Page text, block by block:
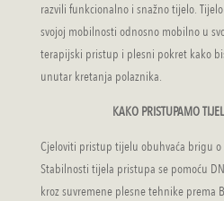
razvili funkcionalno i snažno tijelo.
svojoj mobilnosti odnosno mobilno u
terapijski pristup i plesni pokret kako
unutar kretanja polaznika.
KAKO PRISTUPAMO
Cjeloviti pristup tijelu obuhvaća brigu
Stabilnosti tijela pristupa se pomoću
kroz suvremene plesne tehnike prema